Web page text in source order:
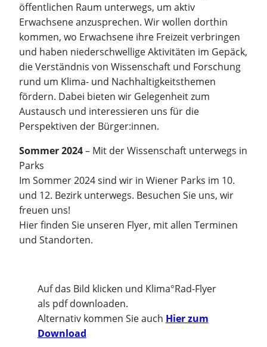
öffentlichen Raum unterwegs, um aktiv
Erwachsene anzusprechen. Wir wollen dorthin
kommen, wo Erwachsene ihre Freizeit verbringen
und haben niederschwellige Aktivitäten im Gepäck,
die Verständnis von Wissenschaft und Forschung
rund um Klima- und Nachhaltigkeitsthemen
fördern. Dabei bieten wir Gelegenheit zum
Austausch und interessieren uns für die
Perspektiven der Bürger:innen.
Sommer 2024– Mit der Wissenschaft unterwegs in
Parks
Im Sommer 2024 sind wir in Wiener Parks im 10.
und 12. Bezirk unterwegs. Besuchen Sie uns, wir
freuen uns!
Hier finden Sie unseren Flyer, mit allen Terminen
und Standorten.
Auf das Bild klicken und Klima°Rad-Flyer
als pdf downloaden.
Alternativ kommen Sie auch Hier zum
Download